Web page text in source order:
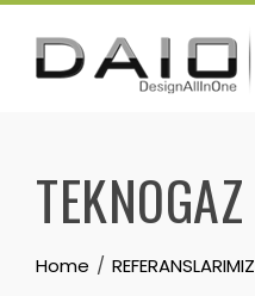
Skip
content
TEKNOGAZ
Home REFERANSLARIMIZ